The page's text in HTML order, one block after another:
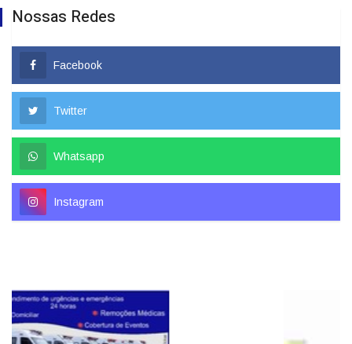
Nossas Redes
Facebook
Twitter
Whatsapp
Instagram